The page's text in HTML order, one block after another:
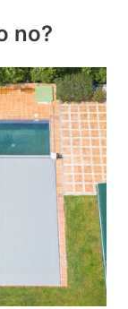
no?